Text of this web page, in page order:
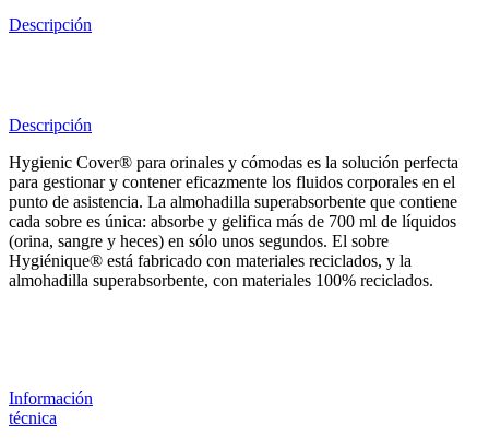
Descripción
Descripción
Hygienic Cover® para orinales y cómodas es la solución perfecta
para gestionar y contener eficazmente los fluidos corporales en el
punto de asistencia. La almohadilla superabsorbente que contiene
cada sobre es única: absorbe y gelifica más de 700 ml de líquidos
(orina, sangre y heces) en sólo unos segundos. El sobre
Hygiénique® está fabricado con materiales reciclados, y la
almohadilla superabsorbente, con materiales 100% reciclados.
Información
técnica